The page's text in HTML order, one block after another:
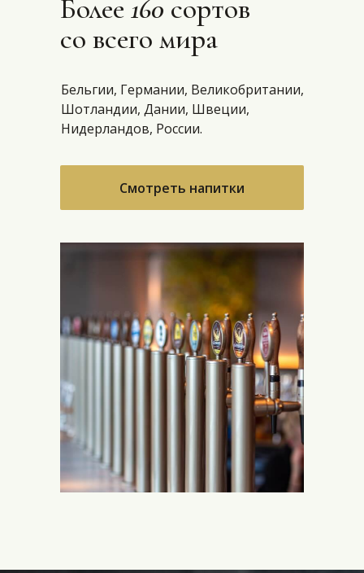
Бельгии, Германии, Великобритании,
Шотландии, Дании, Швеции,
Нидерландов, России.
Более 160 сортов
со всего мира
Смотреть напитки